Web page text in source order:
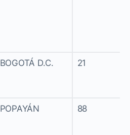
BOGOTÁ D.C. 21
POPAYÁN 88